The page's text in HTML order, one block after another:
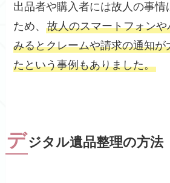
出品者や購入者には故人の事情
ため、故人のスマートフォン
みるとクレームや請求の通知が
たという事例もありました。
デジタル遺品整理の方法